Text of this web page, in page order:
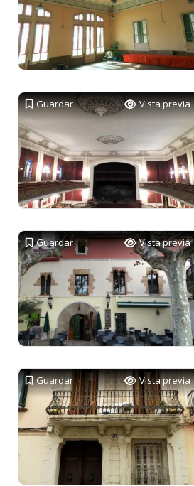
Guardar Vista previa
Guardar Vista previa
Guardar Vista previa